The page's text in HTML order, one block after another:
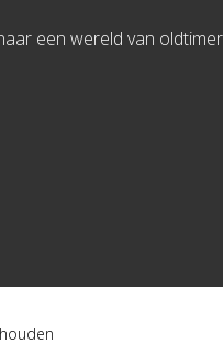
een wereld van